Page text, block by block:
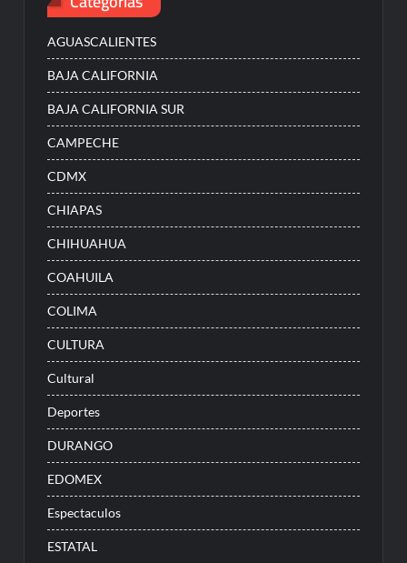
AGUASCALIENTES
BAJA CALIFORNIA
BAJA CALIFORNIA SUR
CAMPECHE
CDMX
CHIAPAS
CHIHUAHUA
COAHUILA
COLIMA
CULTURA
Cultural
Deportes
DURANGO
EDOMEX
Espectaculos
ESTATAL